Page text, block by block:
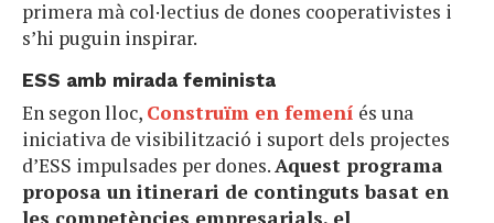
primera mà col·lectius de dones cooperativistes i
s’hi puguin inspirar.
ESS amb mirada feminista
En segon lloc, Construïm en femení és una
iniciativa de visibilització i suport dels projectes
d’ESS impulsades per dones.Aquest programa
proposa un itinerari de continguts basat en